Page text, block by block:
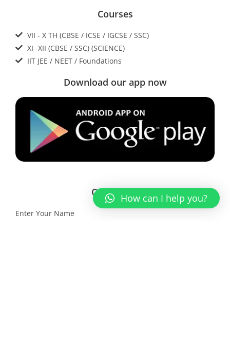
Courses
VII - X TH (CBSE / ICSE / IGCSE / SSC)
XI -XII (CBSE / SSC) (SCIENCE)
IIT JEE / NEET / Foundations
Download our app now
Contact Us
Enter Your Name
How can I help you?